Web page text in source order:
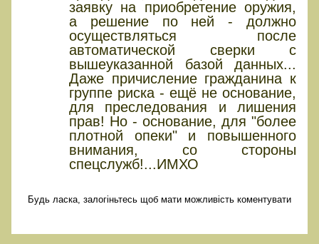
заявку на приобретение оружия,
а решение по ней - должно
осуществляться после
автоматической сверки с
вышеуказанной базой данных...
Даже причисление гражданина к
группе риска - ещё не основание,
для преследования и лишения
прав! Но - основание, для "более
плотной опеки" и повышенного
внимания, со стороны
спецслужб!...ИМХО
Будь ласка, залогіньтесь щоб мати можливість коментувати